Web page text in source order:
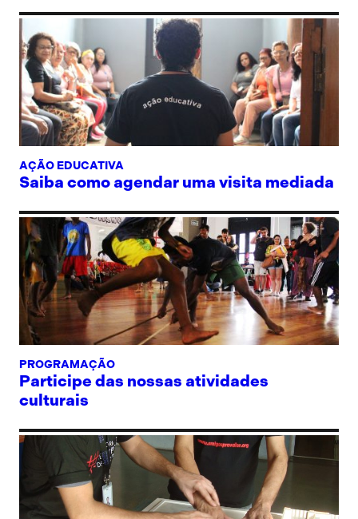
AÇÃO EDUCATIVA
Saiba como agendar uma visita mediada
PROGRAMAÇÃO
Participe das nossas atividades
culturais